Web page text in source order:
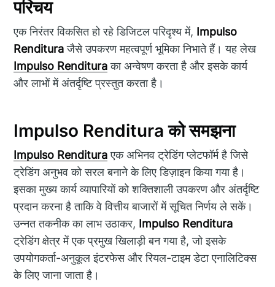
परिचय
एक निरंतर विकसित हो रहे डिजिटल परिदृश्य में, Impulso
Rendituraजैसे उपकरण महत्वपूर्ण भूमिका निभाते हैं। यह लेख
Impulso Rendituraका अन्वेषण करता है और इसके कार्य
और लाभों में अंतर्दृष्टि प्रस्तुत करता है।
Impulso Renditura को समझना
Impulso Rendituraएक अभिनव ट्रेडिंग प्लेटफॉर्म है जिसे
ट्रेडिंग अनुभव को सरल बनाने के लिए डिज़ाइन किया गया है।
इसका मुख्य कार्य व्यापारियों को शक्तिशाली उपकरण और अंतर्दृष्टि
प्रदान करना है ताकि वे वित्तीय बाजारों में सूचित निर्णय ले सकें।
उन्नत तकनीक का लाभ उठाकर, Impulso Renditura
ट्रेडिंग क्षेत्र में एक प्रमुख खिलाड़ी बन गया है, जो इसके
उपयोगकर्ता-अनुकूल इंटरफेस और रियल-टाइम डेटा एनालिटिक्स
के लिए जाना जाता है।